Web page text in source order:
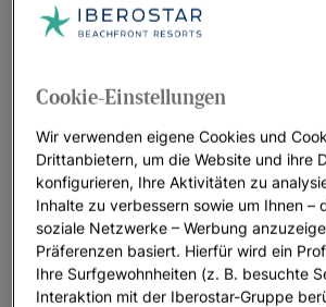
Besuchen Sie den Nationalpark Moulouya,
zu entdecken, die zu unberührten, wilden
kristallklarem Wasser führen – wie Sid El
als Tmadet.
Entdecken Sie die Highlights, die Saïdia
Reiseziel für Ihren nächsten Urlaub in
Cookie-Einstellungen
Wir verwenden eigene Cookies und
Drittanbietern, um die Website und ihre
konfigurieren, Ihre Aktivitäten zu
Inhalte zu verbessern sowie um Ihnen –
soziale Netzwerke – Werbung
Präferenzen basiert. Hierfür wird ein
Ihre Surfgewohnheiten (z. B. besuchte
Interaktion mit der Iberostar-Gruppe